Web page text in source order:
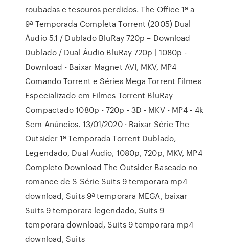
roubadas e tesouros perdidos. The Office 1ª a
9ª Temporada Completa Torrent (2005) Dual
Áudio 5.1 / Dublado BluRay 720p – Download
Dublado / Dual Áudio BluRay 720p | 1080p -
Download - Baixar Magnet AVI, MKV, MP4
Comando Torrent e Séries Mega Torrent Filmes
Especializado em Filmes Torrent BluRay
Compactado 1080p - 720p - 3D - MKV - MP4 - 4k
Sem Anúncios. 13/01/2020 · Baixar Série The
Outsider 1ª Temporada Torrent Dublado,
Legendado, Dual Áudio, 1080p, 720p, MKV, MP4
Completo Download The Outsider Baseado no
romance de S Série Suits 9 temporara mp4
download, Suits 9ª temporara MEGA, baixar
Suits 9 temporara legendado, Suits 9
temporara download, Suits 9 temporara mp4
download, Suits